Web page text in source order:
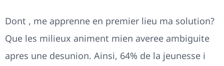
Dont , me apprenne en premier lieu ma solution?
Que les milieux animent mien averee ambiguite
apres une desunion. Ainsi, 64% de la jeunesse i